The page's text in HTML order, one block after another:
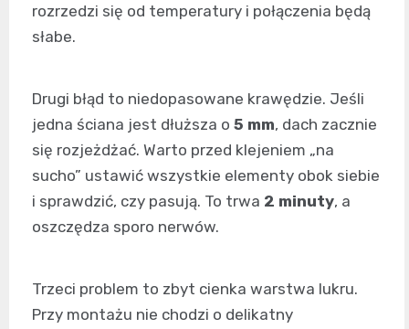
rozrzedzi się od temperatury i połączenia będą
słabe.
Drugi błąd to niedopasowane krawędzie. Jeśli
jedna ściana jest dłuższa o 5 mm, dach zacznie
się rozjeżdżać. Warto przed klejeniem „na
sucho” ustawić wszystkie elementy obok siebie
i sprawdzić, czy pasują. To trwa 2 minuty, a
oszczędza sporo nerwów.
Trzeci problem to zbyt cienka warstwa lukru.
Przy montażu nie chodzi o delikatny